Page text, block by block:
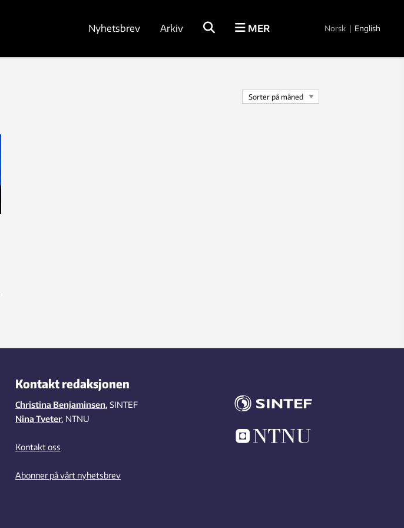
Nyhetsbrev Arkiv MER Norsk | English
Kontakt redaksjonen
Christina Benjaminsen, SINTEF
Nina Tveter, NTNU
Kontakt oss
Abonner på vårt nyhetsbrev